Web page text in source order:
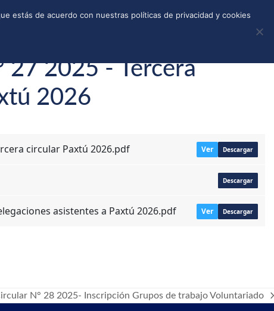
TIENDA CALLEJONES DONAR
27 2025 - Tercera
2026
circular Paxtú 2026.pdf Ver Descargar
Descargar
asistentes a Paxtú 2026.pdf Ver Descargar
N° 28 2025- Inscripción Grupos de trabajo Voluntariado
estás de acuerdo con nuestras políticas de privacidad y cookies